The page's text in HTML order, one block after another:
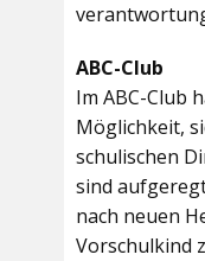
ABC-Club
Im ABC-Club
Möglichkeit,
schulischen
sind
nach neuen
Vorschulkind